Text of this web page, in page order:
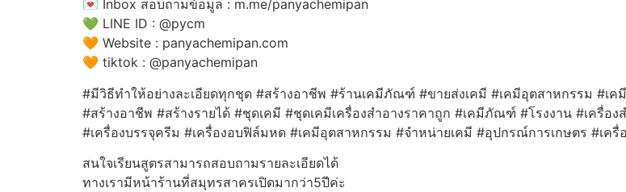
💌 Inbox สอบถามข้อมูล : m.me/panyachemipan
💚 LINE ID : @pycm
🧡 Website : panyachemipan.com
🧡 tiktok : @panyachemipan
#มีวิธีทำให้อย่างละเอียดทุกชุด #สร้างอาชีพ #ร้านเคมีภัณฑ์ #ขายส่งเคมี #เคมีอุตสาหกรรม #เค
#สร้างอาชีพ #สร้างรายได้ #ชุดเคมี #ชุดเคมีเครื่องสำอางราคาถูก #เคมีภัณฑ์ #โรงงาน #เครื่
#เครื่องบรรจุครีม #เครื่องอบฟิล์มหด #เคมีอุตสาหกรรม #จำหน่ายเคมี #อุปกรณ์การเกษตร #เค
สนใจเรียนสูตรสามารถสอบถามรายละเอียดได้
ทางเรามีหน้าร้านที่สมุทรสาครเปิดมากว่า5ปีค่ะ